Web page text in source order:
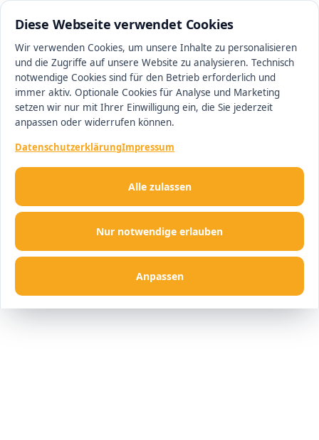
Diese Webseite verwendet Cookies
Wir verwenden Cookies, um unsere Inhalte zu personalisieren
und die Zugriffe auf unsere Website zu analysieren. Technisch
notwendige Cookies sind für den Betrieb erforderlich und
immer aktiv. Optionale Cookies für Analyse und Marketing
setzen wir nur mit Ihrer Einwilligung ein, die Sie jederzeit
anpassen oder widerrufen können.
DatenschutzerklärungImpressum
Nur notwendige erlauben
Anpassen
Alle zulassen